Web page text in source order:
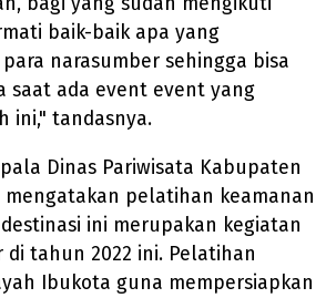
baik-baik apa yang
narasumber sehingga bisa
saat ada event event yang
ini," tandasnya.
Dinas Pariwisata Kabupaten
mengatakan pelatihan keamanan
ini merupakan kegiatan
tahun 2022 ini. Pelatihan
Ibukota guna mempersiapkan